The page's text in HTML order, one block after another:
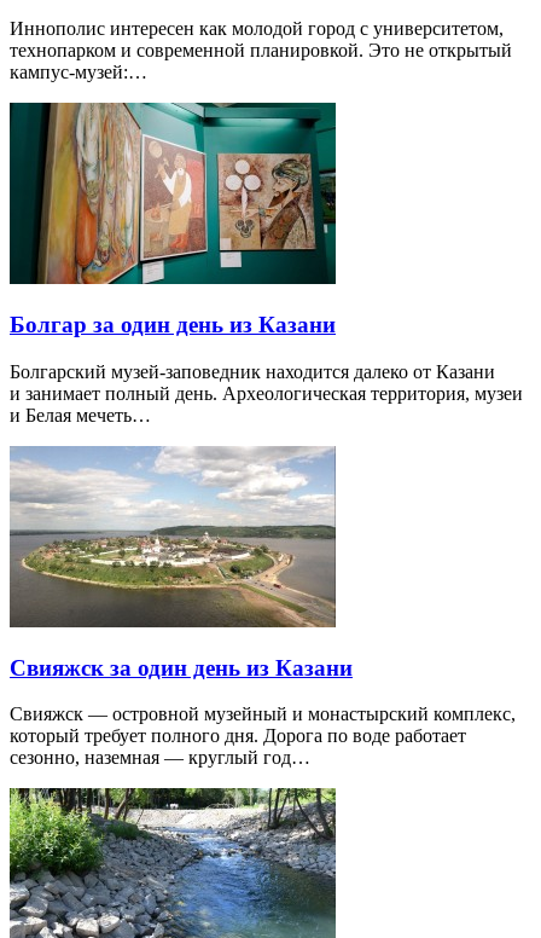
Иннополис интересен как молодой город с университетом,
технопарком и современной планировкой. Это не открытый
кампус-музей:…
Болгар за один день из Казани
Болгарский музей-заповедник находится далеко от Казани
и занимает полный день. Археологическая территория, музеи
и Белая мечеть…
Свияжск за один день из Казани
Свияжск — островной музейный и монастырский комплекс,
который требует полного дня. Дорога по воде работает
сезонно, наземная — круглый год…